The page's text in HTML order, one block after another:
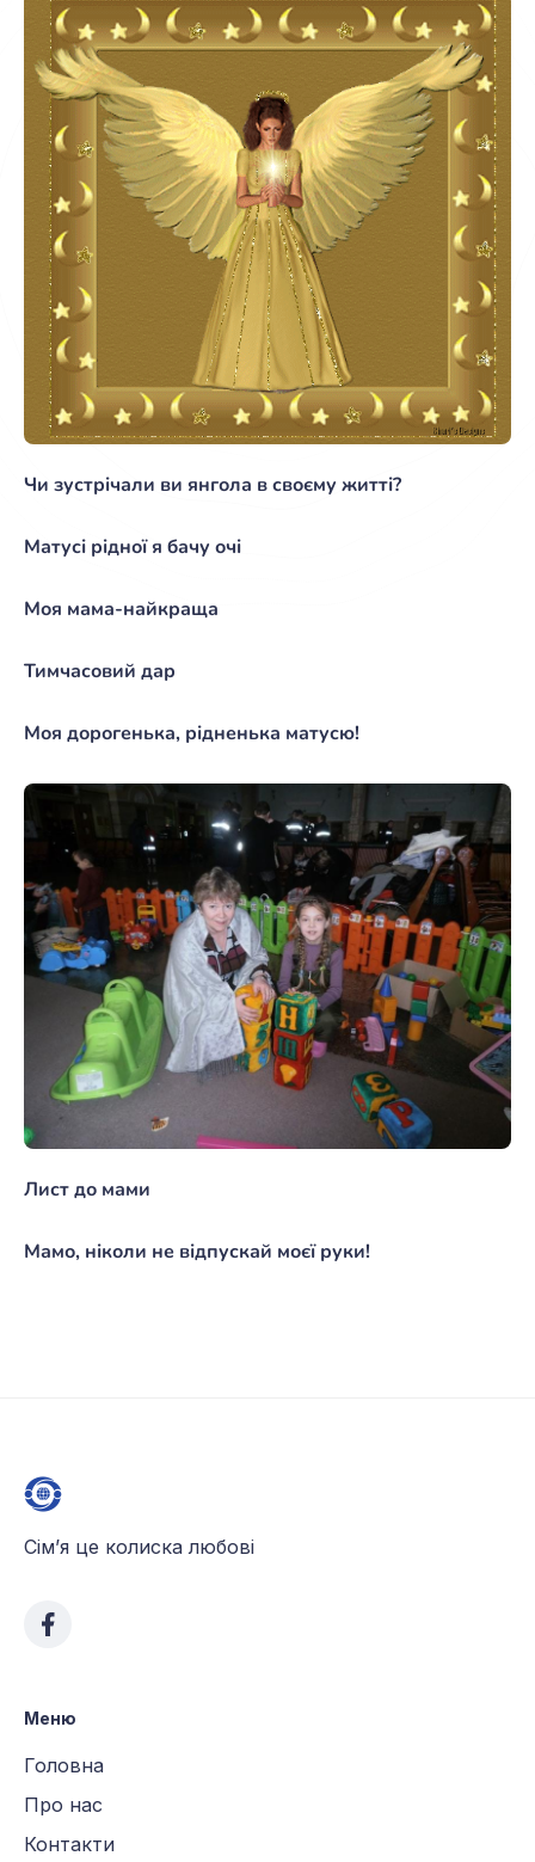
Чи зустрічали ви янгола в своєму житті?
Матусі рідної я бачу очі
Моя мама-найкраща
Тимчасовий дар
Моя дорогенька, рідненька матусю!
Лист до мами
Мамо, ніколи не відпускай моєї руки!
Сім’я це колиска любові
Меню
Головна
Про нас
Контакти